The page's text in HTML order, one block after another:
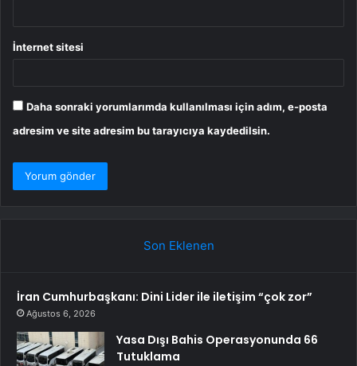
İnternet sitesi
Daha sonraki yorumlarımda kullanılması için adım, e-posta
adresim ve site adresim bu tarayıcıya kaydedilsin.
Son Eklenen
İran Cumhurbaşkanı: Dini Lider ile iletişim “çok zor”
Ağustos 6, 2026
Yasa Dışı Bahis Operasyonunda 66
Tutuklama